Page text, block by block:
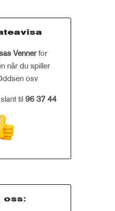
Vennerfor
når du spiller
osv
til 96 37 44
oss: